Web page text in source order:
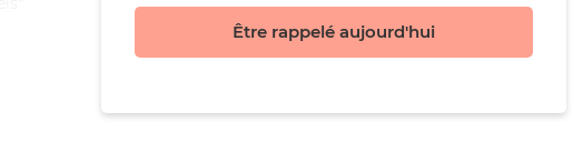
Être rappelé aujourd'hui